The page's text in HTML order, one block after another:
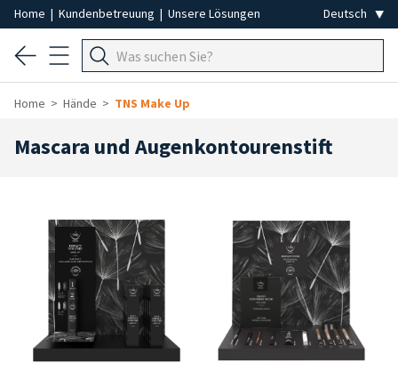
Home | Kundenbetreuung | Unsere Lösungen
Home Hände TNS Make Up
Mascara und Augenkontourenstift